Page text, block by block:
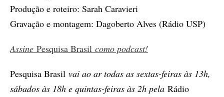
Produção e roteiro: Sarah Caravieri
Gravação e montagem: Dagoberto Alves (Rádio USP)
Assine Pesquisa Brasil como podcast!
Pesquisa Brasil vai ao ar todas as sextas-feiras às 13h,
sábados às 18h e quintas-feiras às 2h pela Rádio